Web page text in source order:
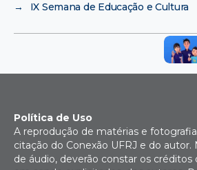
→
IX Semana de Educação e Cultura
Política de Uso
A reprodução de matérias e
citação do Conexão UFRJ e do autor.
de áudio, deverão constar os créditos